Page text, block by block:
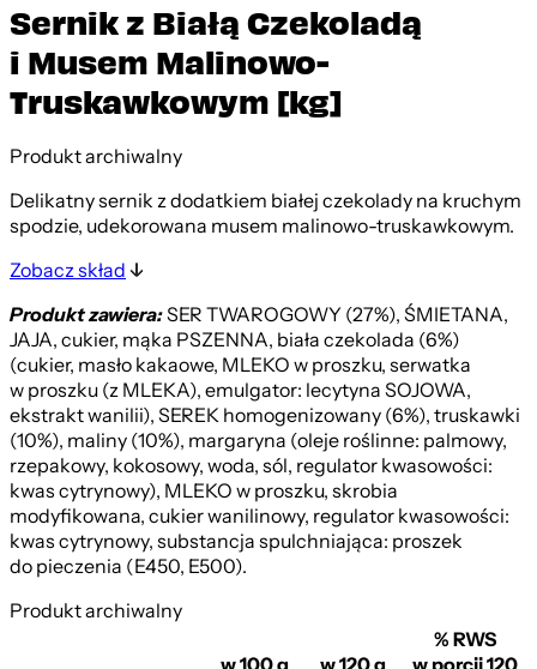
Sernik z Białą Czekoladą
i Musem Malinowo-
Truskawkowym [kg]
Produkt archiwalny
Delikatny sernik z dodatkiem białej czekolady na kruchym
spodzie, udekorowana musem malinowo-truskawkowym.
Zobacz skład
Produkt zawiera:SER TWAROGOWY (27%), ŚMIETANA,
JAJA, cukier, mąka PSZENNA, biała czekolada (6%)
(cukier, masło kakaowe, MLEKO w proszku, serwatka
w proszku (z MLEKA), emulgator: lecytyna SOJOWA,
ekstrakt wanilii), SEREK homogenizowany (6%), truskawki
(10%), maliny (10%), margaryna (oleje roślinne: palmowy,
rzepakowy, kokosowy, woda, sól, regulator kwasowości:
kwas cytrynowy), MLEKO w proszku, skrobia
modyfikowana, cukier wanilinowy, regulator kwasowości:
kwas cytrynowy, substancja spulchniająca: proszek
do pieczenia (E450, E500).
Produkt archiwalny
% RWS